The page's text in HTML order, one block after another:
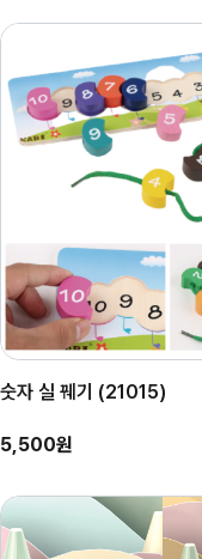
숫자 실 꿰기 (21015)
5,500원